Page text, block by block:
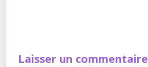
Laisser un commentaire